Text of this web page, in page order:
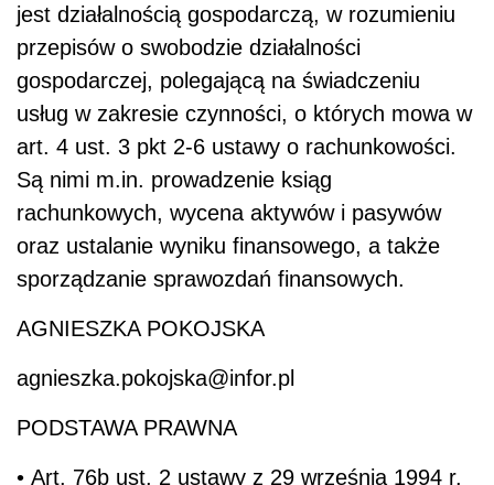
jest działalnością gospodarczą, w rozumieniu
przepisów o swobodzie działalności
gospodarczej, polegającą na świadczeniu
usług w zakresie czynności, o których mowa w
art. 4 ust. 3 pkt 2-6 ustawy o rachunkowości.
Są nimi m.in. prowadzenie ksiąg
rachunkowych, wycena aktywów i pasywów
oraz ustalanie wyniku finansowego, a także
sporządzanie sprawozdań finansowych.
AGNIESZKA POKOJSKA
agnieszka.pokojska@infor.pl
PODSTAWA PRAWNA
• Art. 76b ust. 2 ustawy z 29 września 1994 r.